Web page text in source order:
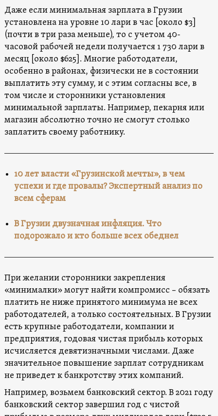
Даже если минимальная зарплата в Грузии
установлена ​​на уровне 10 лари в час [около $3]
(почти в три раза меньше), то с учетом 40-
часовой рабочей недели получается 1 730 лари в
месяц [около $625]. Многие работодатели,
особенно в районах, физически не в состоянии
выплатить эту сумму, и с этим согласны все, в
том числе и сторонники установления
минимальной зарплаты. Например, пекарня или
магазин абсолютно точно не смогут столько
заплатить своему работнику.
10 лет власти «Грузинской мечты», в чем
успехи и где провалы? Экспертный анализ по
всем сферам
В Грузии двузначная инфляция. Что
подорожало и кто больше всех обеднел
При желании сторонники закрепления
«минималки» могут найти компромисс – обязать
платить не ниже принятого минимума не всех
работодателей, а только состоятельных. В Грузии
есть крупные работодатели, компании и
предприятия, годовая чистая прибыль которых
исчисляется девятизначными числами. Даже
значительное повышение зарплат сотрудникам
не приведет к банкротству этих компаний.
Например, возьмем банковский сектор. В 2021 году
банковский сектор завершил год с чистой